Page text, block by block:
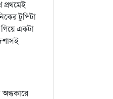
প্রথমেই
টুপিটা
একটা